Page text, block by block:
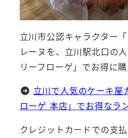
立川市公認キャラクター
レーヌを、立川駅北口の
リーフローゲ」でお得に購
立川で人気のケーキ屋
ローゲ 本店」でお得なラ
クレジットカードでの支